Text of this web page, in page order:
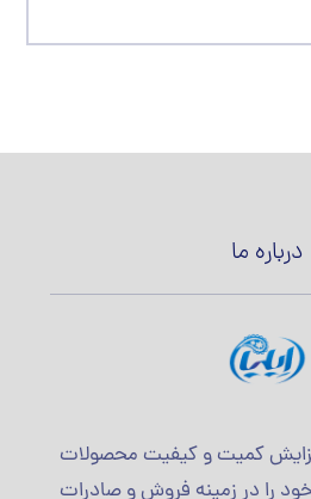
درباره ما
کمیت و کیفیت محصولات
را در زمینه فروش و صادرات